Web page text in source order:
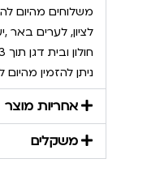
לציון, לערים באר
ניתן להזמין
אחריות מוצר
משקלים